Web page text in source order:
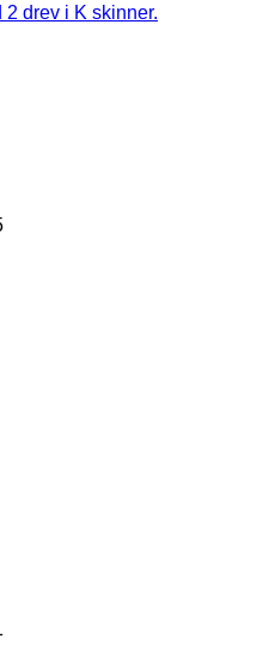
2 drev i K skinner.